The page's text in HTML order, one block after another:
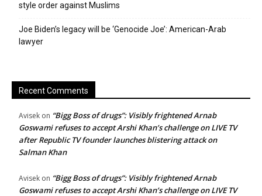
style order against Muslims
Joe Biden’s legacy will be ‘Genocide Joe’: American-Arab
lawyer
Recent Comments
Avisek on “Bigg Boss of drugs”: Visibly frightened Arnab
Goswami refuses to accept Arshi Khan’s challenge on LIVE TV
after Republic TV founder launches blistering attack on
Salman Khan
Avisek on “Bigg Boss of drugs”: Visibly frightened Arnab
Goswami refuses to accept Arshi Khan’s challenge on LIVE TV